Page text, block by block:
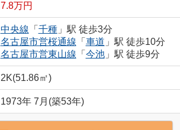
7.8万円
中央線 「 千種」駅 徒歩3分
名古屋市営桜通線 「 車道 」駅 徒歩10分
名古屋市営東山線 「 今池」駅 徒歩9分
2K(51.86㎡)
1973年 7月(築53年)